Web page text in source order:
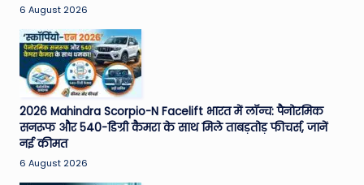
6 August 2026
2026 Mahindra Scorpio-N Facelift भारत में लॉन्च: पैनोरमिक
सनरूफ और 540-डिग्री कैमरा के साथ मिले ताबड़तोड़ फीचर्स, जानें
नई कीमत
6 August 2026